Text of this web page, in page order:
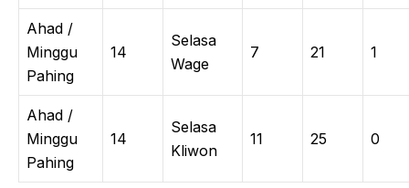
Ahad /
Minggu
Pahing
14
Selasa
Wage
7 21 1
Ahad /
Minggu
Pahing
14
Selasa
Kliwon
11 25 0